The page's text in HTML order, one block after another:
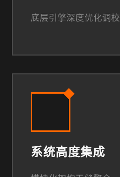
底层引擎深度优化调校
系统高度集成